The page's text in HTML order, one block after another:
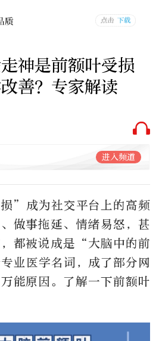
神是前额叶受损
善？专家解读
进入频道
”成为社交平台上的高频
做事拖延、情绪易怒，甚
都被说成是“大脑中的前
业医学名词，成了部分网
能原因。了解一下前额叶